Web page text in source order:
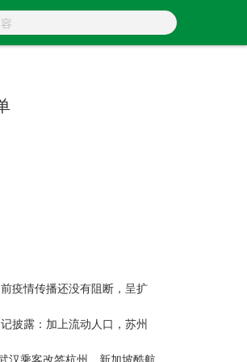
疫情传播还没有阻断，呈扩
披露：加上流动人口，苏州
汉乘客改签杭州，新加坡酷航